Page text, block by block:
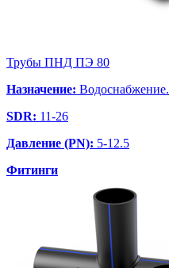
Трубы ПНД ПЭ 80
Назначение: Водоснабжение.
SDR: 11-26
Давление (PN): 5-12.5
Фитинги